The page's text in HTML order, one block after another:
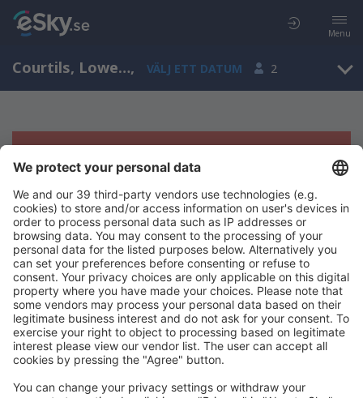
Menu
Courtils, Lower Normandy, Frankrike, VÄLJ ETT DATUM 2
Tyvärr, inga resultat för denna sökning
Försök att söka med andra kriterier
Copyright © eSky.se. Alla rättigheter förbehålls.